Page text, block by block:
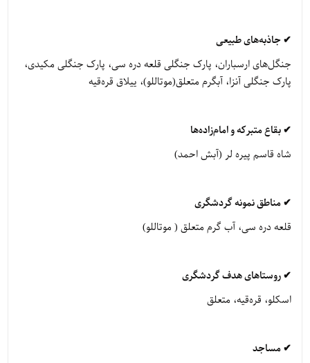
✔ جاذبه‌های طبیعی
جنگل‌های ارسباران، پارک جنگلی قلعه دره سی، پارک جنگلی مکیدی،
پارک جنگلی آنزا، آبگرم متعلق(موتاللو)، ییلاق قره‌قیه
✔ بقاع متبرکه و امام‌زاده‌ها
شاه قاسم پیره لر (آبش احمد)
✔ مناطق نمونه گردشگری
قلعه دره سی، آب گرم متعلق ( موتاللو)
✔ روستاهای هدف گردشگری
اسکلو، قره‌قیه، متعلق
✔ مساجد